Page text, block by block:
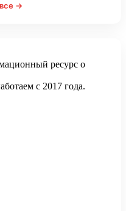
→
ресурс о
с 2017 года.